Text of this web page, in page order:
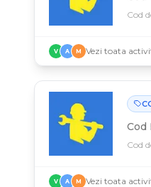
Cod
V A M Vezi toata
Cod
Cod
V A M Vezi toata